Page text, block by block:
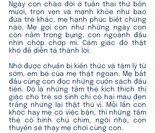
Ngày con chào đời ở tuần thai thứ bốn
mươi, trọn vẹn và mạnh khỏe như bao
đứa trẻ khác, mẹ hạnh phúc biết chừng
nào. Mẹ gọi con như những ngày con
còn nằm trong bụng, con ngoảnh đầu
nhìn chớp chớp mi. Cảm giác đó thật
khó để diễn tả thành lời.
Nhờ được chuẩn bị kiến thức và tâm lý từ
sớm, em bé của mẹ thật ngoan. Mẹ bắt
đầu cùng con đọc những cuốn sách đầu
tiên. Đó là những tấm thẻ kích thích thị
giác cho trẻ sơ sinh chỉ có hai màu đen
trắng nhưng lại thật thú vị. Mỗi lần con
khóc hay mẹ có việc bận, thì những tấm
thẻ có hình chú chim, ngôi nhà, con
thuyền sẽ thay mẹ chơi cùng con.